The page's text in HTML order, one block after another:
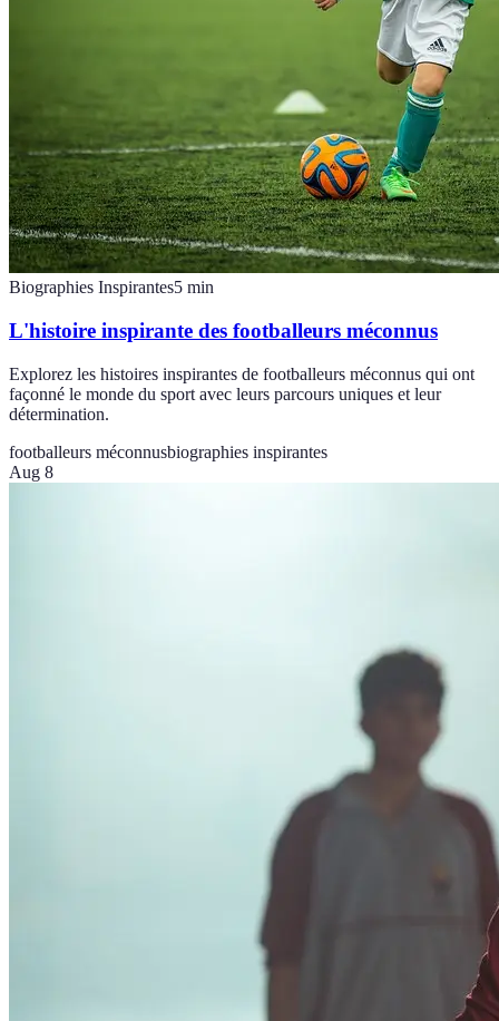
Biographies Inspirantes5 min
L'histoire inspirante des footballeurs méconnus
Explorez les histoires inspirantes de footballeurs méconnus qui ont
façonné le monde du sport avec leurs parcours uniques et leur
détermination.
footballeurs méconnusbiographies inspirantes
Aug 8